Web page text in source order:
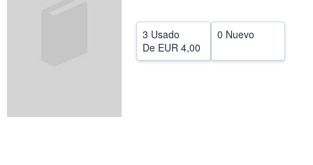
CERRAR
3 Usado
De EUR 4,00
0 Nuevo